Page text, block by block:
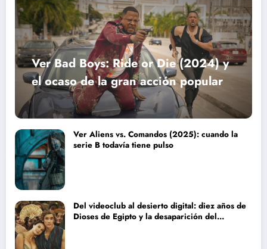
Ver Bad Boys: Ride or Die (2024) y
el ocaso de la gran acción popular
Ver Aliens vs. Comandos (2025): cuando la
serie B todavía tiene pulso
Del videoclub al desierto digital: diez años de
Dioses de Egipto y la desaparición del